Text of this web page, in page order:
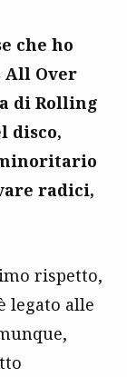
che ho
All Over
di Rolling
disco,
radici,
rispetto,
legato alle